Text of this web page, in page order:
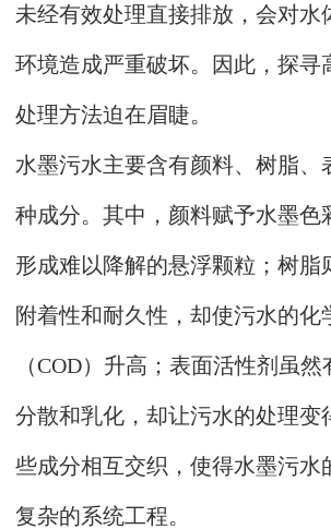
未经有效处理直接排放，会对水
环境造成严重破坏。因此，探寻
处理方法迫在眉睫。
水墨污水主要含有颜料、树脂、
种成分。其中，颜料赋予水墨色
形成难以降解的悬浮颗粒；树脂
附着性和耐久性，却使污水的化
（COD）升高；表面活性剂虽
分散和乳化，却让污水的处理变
些成分相互交织，使得水墨污水
复杂的系统工程。